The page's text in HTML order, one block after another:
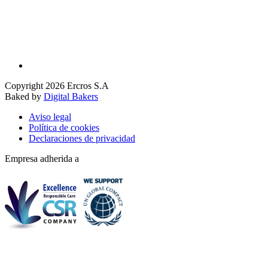
Copyright 2026 Ercros S.A
Baked by Digital Bakers
Aviso legal
Política de cookies
Declaraciones de privacidad
Empresa adherida a